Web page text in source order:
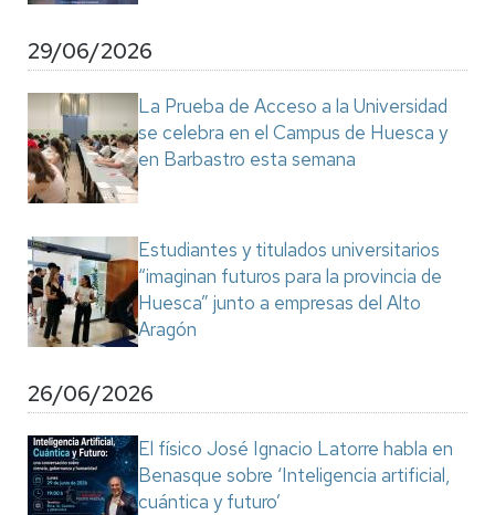
29/06/2026
La Prueba de Acceso a la Universidad
se celebra en el Campus de Huesca y
en Barbastro esta semana
Estudiantes y titulados universitarios
“imaginan futuros para la provincia de
Huesca” junto a empresas del Alto
Aragón
26/06/2026
El físico José Ignacio Latorre habla en
Benasque sobre ‘Inteligencia artificial,
cuántica y futuro’